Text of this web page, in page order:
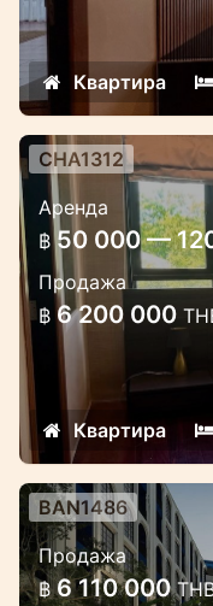
Квартира
Роскошные
в комплексе
районе
Роскошный
апартаментов
CHA1312
Аренда
฿ 50 000 —
Продажа
฿ 6 200 000
Квартира
Новый
в комплексе
BAN1486
Продажа
฿ 6 110 000